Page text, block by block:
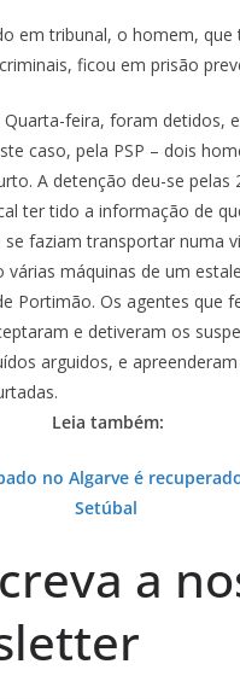
em tribunal, o homem, que
ficou em prisão
feira, foram detidos,
caso, pela PSP – dois
A detenção deu-se pelas
ter tido a informação de
se faziam transportar numa
máquinas de um
Portimão. Os agentes que
e detiveram os
arguidos, e apreenderam
Leia também:
no Algarve é
Setúbal
a